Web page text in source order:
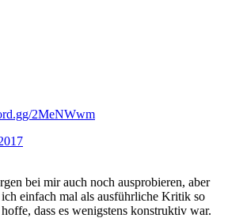
2MeNWwm
bei mir auch noch ausprobieren, aber
einfach mal als ausführliche Kritik so
dass es wenigstens konstruktiv war.